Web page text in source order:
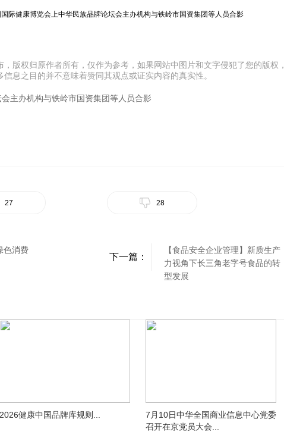
际健康博览会上中华民族品牌论坛会主办机构与铁岭市国资集团等人员合影
，版权归原作者所有，仅作为参考，如果网站中图片和文字侵犯了您的版权，
息之目的并不意味着赞同其观点或证实内容的真实性。
主办机构与铁岭市国资集团等人员合影
27 28
色消费
下一篇：
【食品安全企业管理】新质生产
力视角下长三角老字号食品的转
型发展
2026健康中国品牌库规则...
7月10日中华全国商业信息中心党委
召开在京党员大会...